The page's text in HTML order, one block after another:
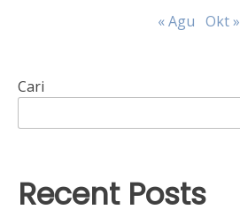
« Agu Okt »
Cari
Recent Posts